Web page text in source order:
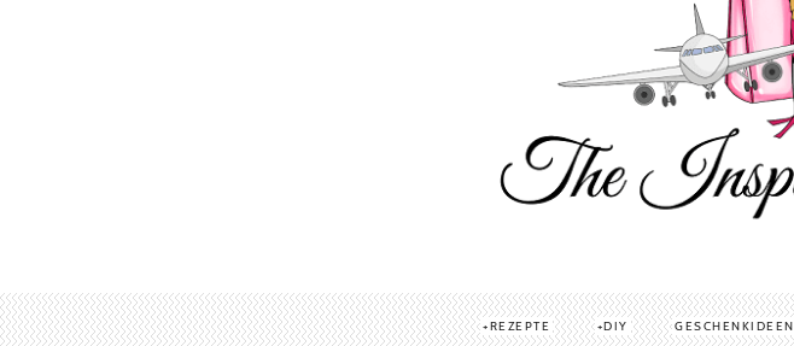
REZEPTE DIY GESCHENKIDEEN